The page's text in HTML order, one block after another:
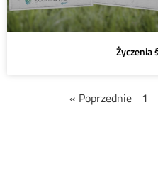
Życzenia
« Poprzednie 1